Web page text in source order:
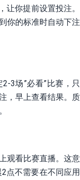
让你提前设置投注。
你的标准时自动下注
3场”必看”比赛，只
，早上查看结果。质
观看比赛直播。这意
点不需要在不同应用